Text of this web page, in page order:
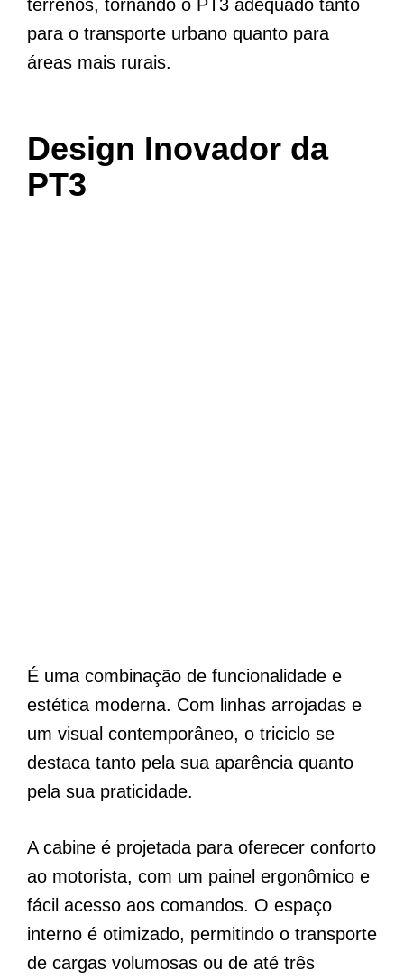
terrenos, tornando o PT3 adequado tanto
para o transporte urbano quanto para
áreas mais rurais.
Design Inovador da
PT3
É uma combinação de funcionalidade e
estética moderna. Com linhas arrojadas e
um visual contemporâneo, o triciclo se
destaca tanto pela sua aparência quanto
pela sua praticidade.
A cabine é projetada para oferecer conforto
ao motorista, com um painel ergonômico e
fácil acesso aos comandos. O espaço
interno é otimizado, permitindo o transporte
de cargas volumosas ou de até três